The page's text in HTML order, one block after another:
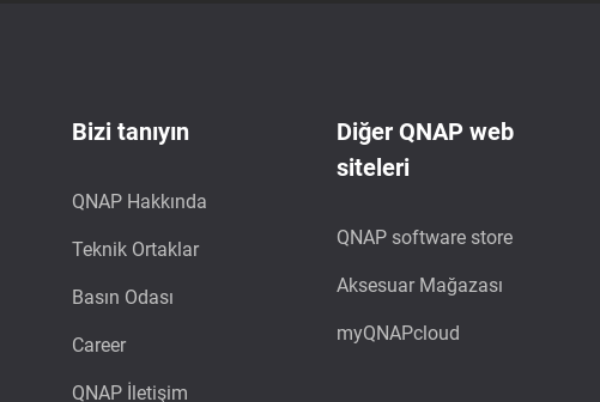
Bizi tanıyın
QNAP Hakkında
Teknik Ortaklar
Basın Odası
Career
QNAP İletişim
Diğer QNAP web
siteleri
QNAP software store
Aksesuar Mağazası
myQNAPcloud